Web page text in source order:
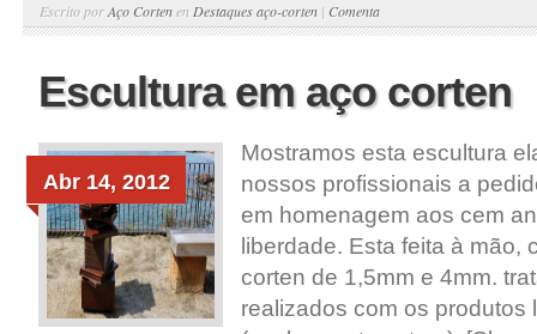
Escrito porAço Cortenen Destaques aço-corten | Comenta
Escultura em aço corten
Abr 14, 2012
Mostramos esta escultura
nossos profissionais a
em homenagem aos cem
liberdade. Esta feita à mão,
corten de 1,5mm e 4mm.
realizados com os produtos